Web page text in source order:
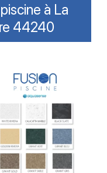
à La
44240